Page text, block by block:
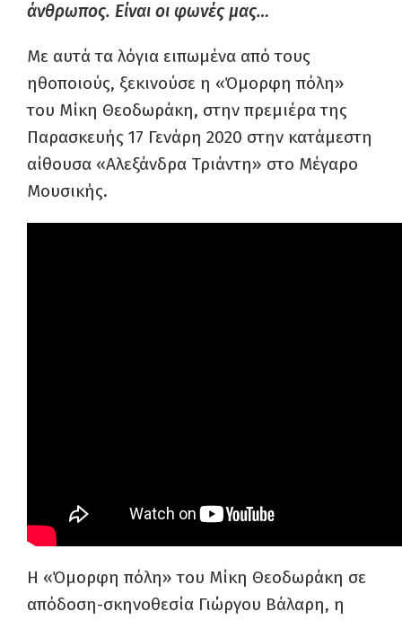
άνθρωπος. Είναι οι φωνές μας…
Με αυτά τα λόγια ειπωμένα από τους
ηθοποιούς, ξεκινούσε η «Όμορφη πόλη»
του Μίκη Θεοδωράκη, στην πρεμιέρα της
Παρασκευής 17 Γενάρη 2020 στην κατάμεστη
αίθουσα «Αλεξάνδρα Τριάντη» στο Μέγαρο
Μουσικής.
Η «Όμορφη πόλη» του Μίκη Θεοδωράκη σε
απόδοση-σκηνοθεσία Γιώργου Βάλαρη, η